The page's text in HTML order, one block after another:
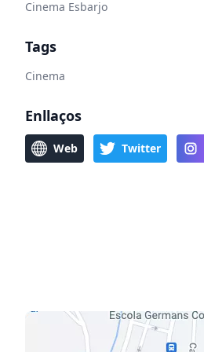
Cinema Esbarjo
Tags
Cinema
Enllaços
Web Twitter